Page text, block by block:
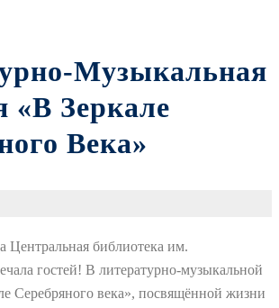
Музыкальная
«В Зеркале
Века»
Центральная библиотека им.
гостей! В литературно-музыкальной
Серебряного века», посвящённой жизни